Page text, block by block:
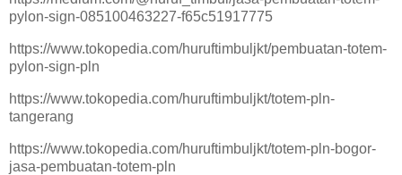
pylon-sign-085100463227-f65c51917775
https://www.tokopedia.com/huruftimbuljkt/pembuatan-totem-
pylon-sign-pln
https://www.tokopedia.com/huruftimbuljkt/totem-pln-
tangerang
https://www.tokopedia.com/huruftimbuljkt/totem-pln-bogor-
jasa-pembuatan-totem-pln